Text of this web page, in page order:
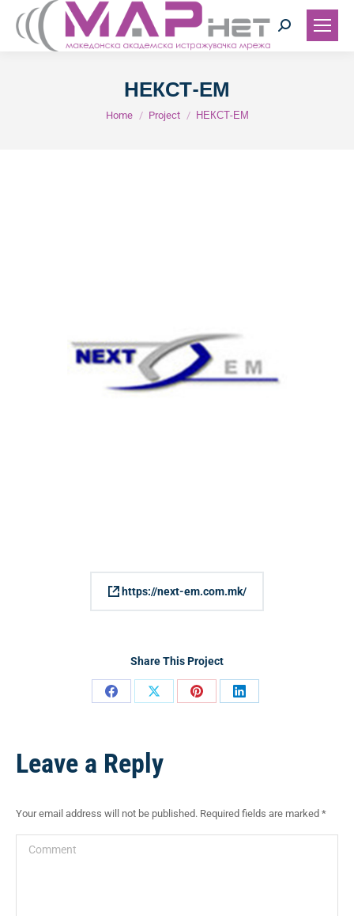
Search:
НЕКСТ-ЕМ
You are here:
Home Project НЕКСТ-ЕМ
https://next-em.com.mk/
Share This Project
Share
Facebook
Share
Share
Share
Leave a Reply
Your email address will not be published. Required fields are marked *
Comment